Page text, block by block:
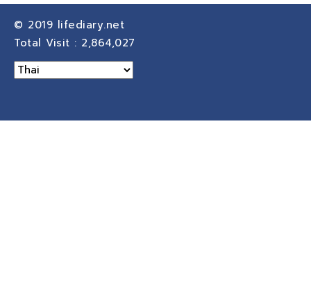
© 2019 lifediary.net
Total Visit : 2,864,027